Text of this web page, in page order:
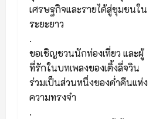
เศรษฐกิจและรายได้สู่ชุมชนใน
ระยะยาว
.
ขอเชิญชวนนักท่องเที่ยว และผู้
ที่รักในบทเพลงของเติ้งลี่จวิน
ร่วมเป็นส่วนหนึ่งของค่ำคืนแห่ง
ความทรงจำ
.